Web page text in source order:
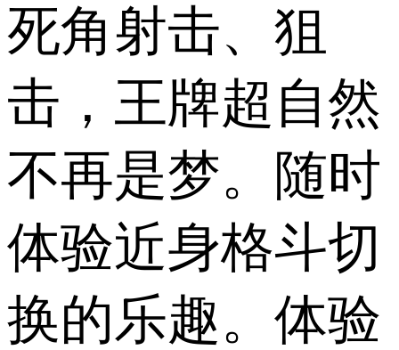
死角射击、狙
击，王牌超自然
不再是梦。随时
体验近身格斗切
换的乐趣。体验